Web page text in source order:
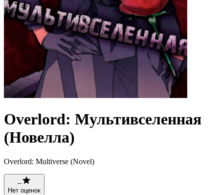
Overlord: Мультивселенная
(Новелла)
Overlord: Multiverse (Novel)
--
Нет оценок